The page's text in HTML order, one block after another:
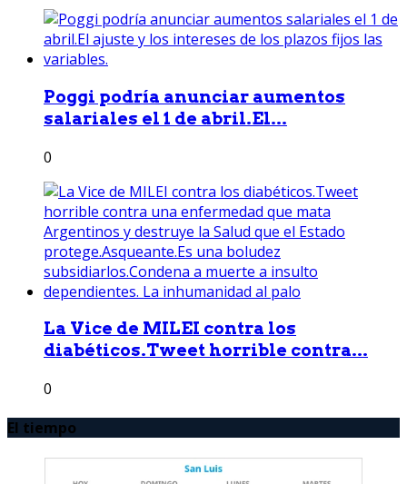
Poggi podría anunciar aumentos
salariales el 1 de abril.El...
0
La Vice de MILEI contra los
diabéticos.Tweet horrible contra...
0
El tiempo